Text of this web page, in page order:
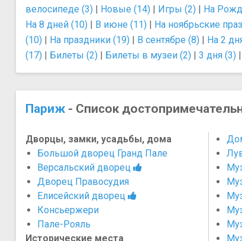
велосипеде (3) | Новые (14) | Игры (2) | На
На 8 дней (10) | В июне (11) | На ноябрьские
(10) | На праздники (19) | В сентябре (8) | На 2
(17) | Билеты (2) | Билеты в музеи (2) | 3 дня (3) |
Париж - Список
Дворцы, замки, усадьбы, дома
Большой дворец Гранд Пале
Версальский дворец
Дворец Правосудия
Елисейский дворец
Консьержери
Пале-Рояль
Исторические места